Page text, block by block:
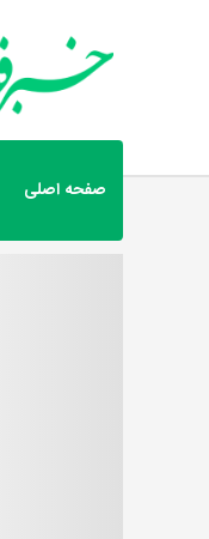
صفحه اصلی